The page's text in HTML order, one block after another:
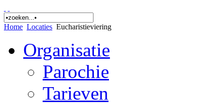
Home Locaties Eucharistieviering
Organisatie
Parochie
Tarieven